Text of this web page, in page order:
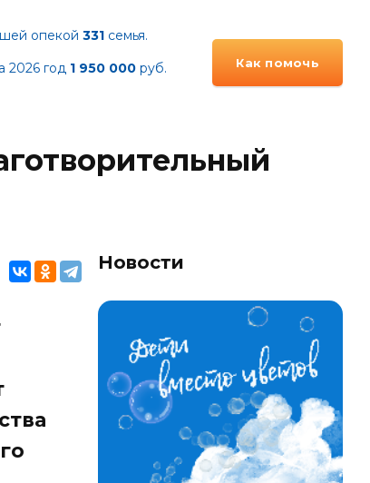
опекой331 семья.
2026 год 1 950 000 руб. Как помочь
Новости